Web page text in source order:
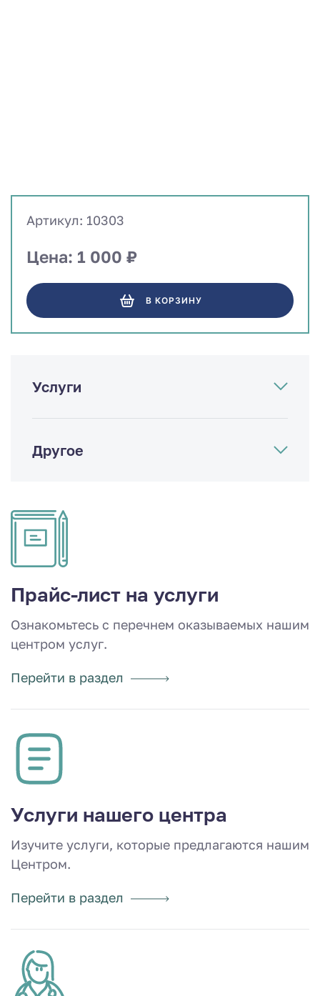
Услуги
Другое
Артикул: 10303
Цена: 1 000 ₽
В КОРЗИНУ
Прайс-лист на услуги
Ознакомьтесь с перечнем оказываемых нашим
центром услуг.
Перейти в раздел
Услуги нашего центра
Изучите услуги, которые предлагаются нашим
Центром.
Перейти в раздел